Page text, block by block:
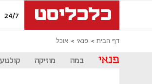
24/7
דף הבית פנאי אוכל
פנאי במה מוזיקה